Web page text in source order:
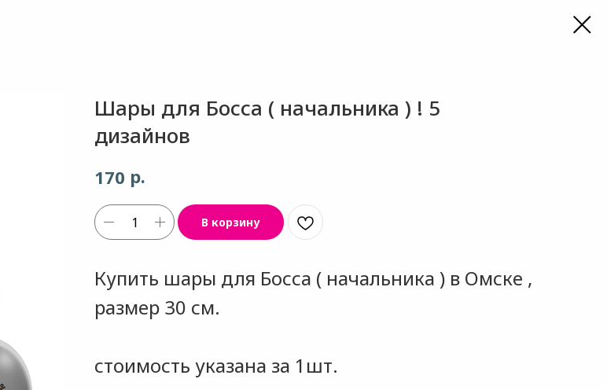
Шары для Босса ( начальника ) ! 5
дизайнов
170 р.
В корзину
Купить шары для Босса ( начальника ) в Омске ,
размер 30 см.
стоимость указана за 1шт.